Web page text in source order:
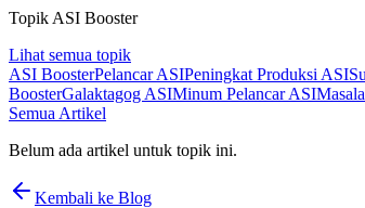
Topik ASI Booster
Lihat semua topik
ASI BoosterPelancar ASIPeningkat Produksi ASI
BoosterGalaktagog ASIMinum Pelancar ASI
Semua Artikel
Belum ada artikel untuk topik ini.
Kembali ke Blog